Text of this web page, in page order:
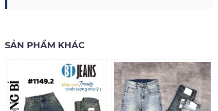
SẢN PHẨM KHÁC